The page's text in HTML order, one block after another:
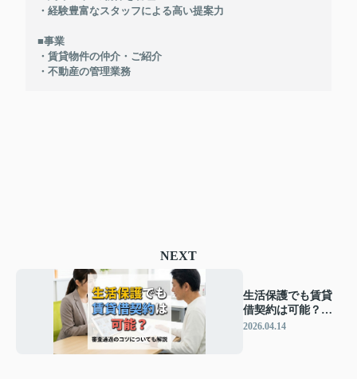
・経験豊富なスタッフによる高い提案力
■事業
・賃貸物件の仲介・ご紹介
・不動産の管理業務
NEXT
生活保護でも賃貸
借契約は可能？審
査通過のコツにつ
2026.04.14